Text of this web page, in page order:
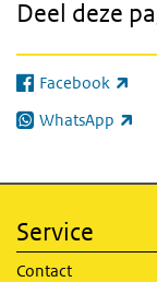
Deel deze
Facebook
(externe link)
WhatsApp
(externe link)
Service
Contact